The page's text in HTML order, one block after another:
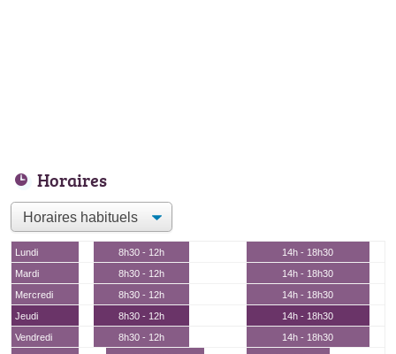
Horaires
Lundi 8h30 - 12h
14h - 18h30
Mardi
8h30 - 12h
14h - 18h30
Mercredi
8h30 - 12h
14h - 18h30
Jeudi
8h30 - 12h
14h - 18h30
Vendredi
8h30 - 12h
14h - 18h30